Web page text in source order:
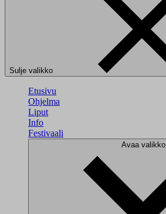
Sulje valikko
Etusivu
Ohjelma
Liput
Info
Festivaali
Avaa valikko